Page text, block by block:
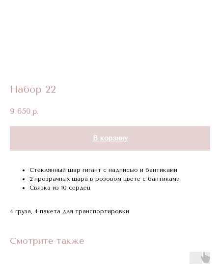
Набор 22
9 650 р.
В корзину
Стеклянный шар гигант с надписью и бантиками
2 прозрачных шара в розовом цвете с бантиками
Связка из 10 сердец
4 груза, 4 пакета для транспортировки
Смотрите также